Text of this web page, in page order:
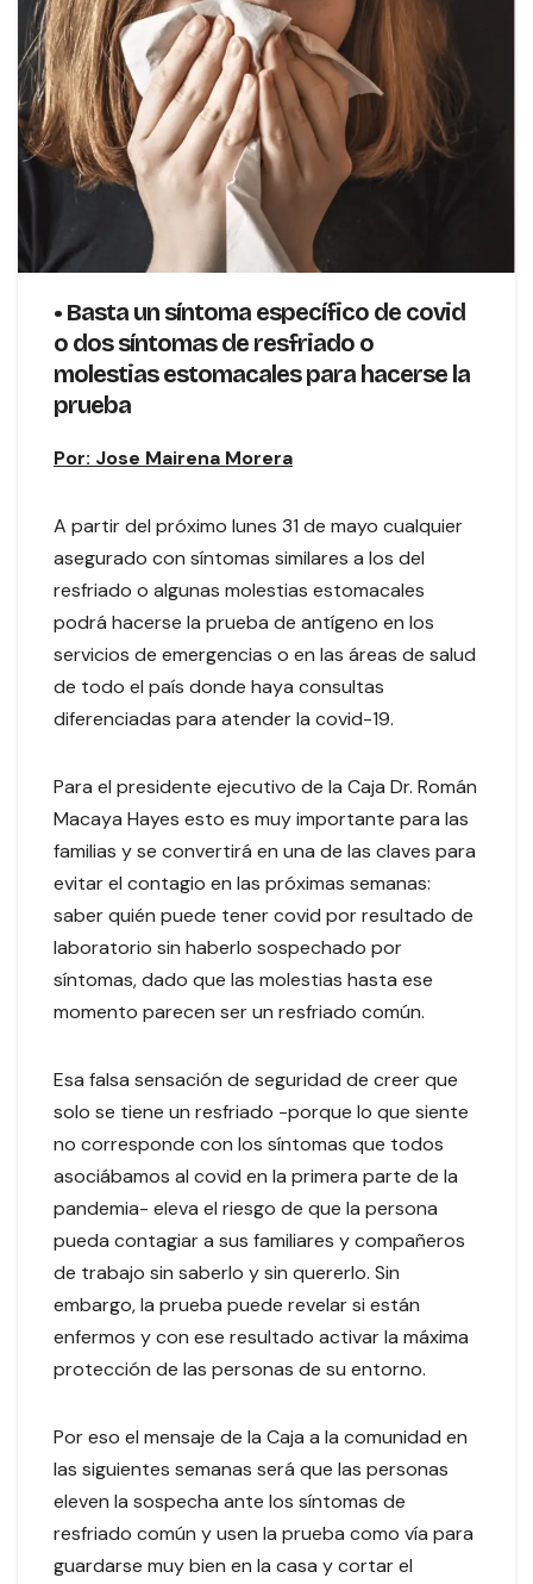
• Basta un síntoma específico de covid
o dos síntomas de resfriado o
molestias estomacales para hacerse la
prueba
Por: Jose Mairena Morera
A partir del próximo lunes 31 de mayo cualquier
asegurado con síntomas similares a los del
resfriado o algunas molestias estomacales
podrá hacerse la prueba de antígeno en los
servicios de emergencias o en las áreas de salud
de todo el país donde haya consultas
diferenciadas para atender la covid-19.
Para el presidente ejecutivo de la Caja Dr. Román
Macaya Hayes esto es muy importante para las
familias y se convertirá en una de las claves para
evitar el contagio en las próximas semanas:
saber quién puede tener covid por resultado de
laboratorio sin haberlo sospechado por
síntomas, dado que las molestias hasta ese
momento parecen ser un resfriado común.
Esa falsa sensación de seguridad de creer que
solo se tiene un resfriado -porque lo que siente
no corresponde con los síntomas que todos
asociábamos al covid en la primera parte de la
pandemia- eleva el riesgo de que la persona
pueda contagiar a sus familiares y compañeros
de trabajo sin saberlo y sin quererlo. Sin
embargo, la prueba puede revelar si están
enfermos y con ese resultado activar la máxima
protección de las personas de su entorno.
Por eso el mensaje de la Caja a la comunidad en
las siguientes semanas será que las personas
eleven la sospecha ante los síntomas de
resfriado común y usen la prueba como vía para
guardarse muy bien en la casa y cortar el